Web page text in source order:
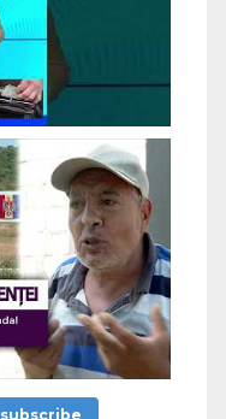
subscribe